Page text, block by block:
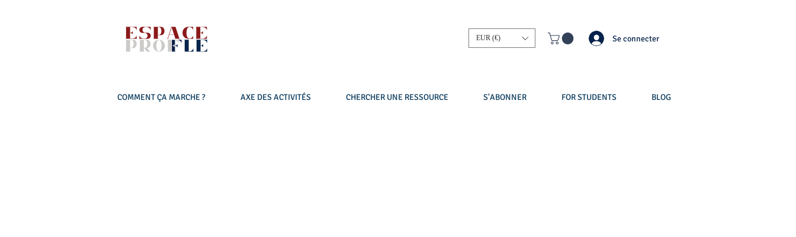
EUR (€) Se connecter
COMMENT ÇA MARCHE ? AXE DES ACTIVITÉS CHERCHER UNE RESSOURCE S'ABONNER FOR STUDENTS BLOG